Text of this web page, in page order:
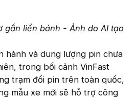
gắn liền bánh - Ảnh do AI tạo
hành và dung lượng pin chưa
trong bối cảnh VinFast
trạm đổi pin trên toàn quốc,
mẫu xe mới sẽ hỗ trợ công